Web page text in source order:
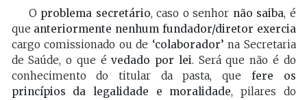
O problema secretário, caso o senhor não saiba, é
que anteriormente nenhum fundador/diretor exercia
cargo comissionado ou de ‘colaborador’ na Secretaria
de Saúde, o que évedado por lei. Será que não é do
conhecimento do titular da pasta, que fere os
princípios da legalidade e moralidade, pilares do